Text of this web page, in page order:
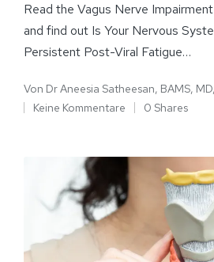
Read the Vagus Nerve
and find out Is Your Nervous
Persistent Post-Viral Fatigue…
Von Dr Aneesia Satheesan, BAMS,
Keine Kommentare
0 Shares